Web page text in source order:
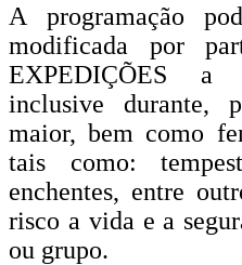
A programação
modificada por
EXPEDIÇÕES a
inclusive durante,
maior, bem como
tais como:
enchentes, entre
risco a vida e a
ou grupo.